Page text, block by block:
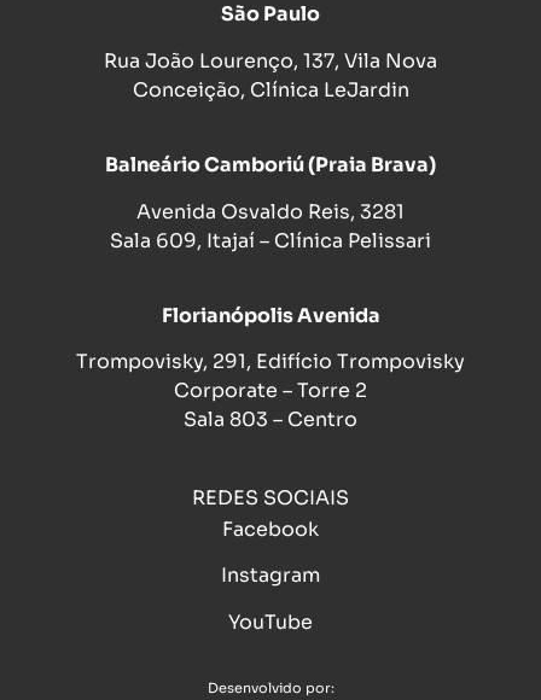
São Paulo
Rua João Lourenço, 137, Vila Nova
Conceição, Clínica LeJardin
Balneário Camboriú (Praia Brava)
Avenida Osvaldo Reis, 3281
Sala 609, Itajaí – Clínica Pelissari
Florianópolis Avenida
Trompovisky, 291, Edifício Trompovisky
Corporate – Torre 2
Sala 803 – Centro
REDES SOCIAIS
Facebook
Instagram
YouTube
Desenvolvido por: